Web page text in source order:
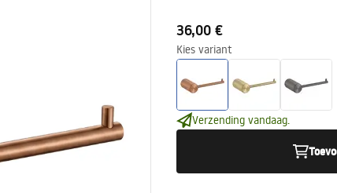
36,00 €
Kies variant
Verzending vandaag.